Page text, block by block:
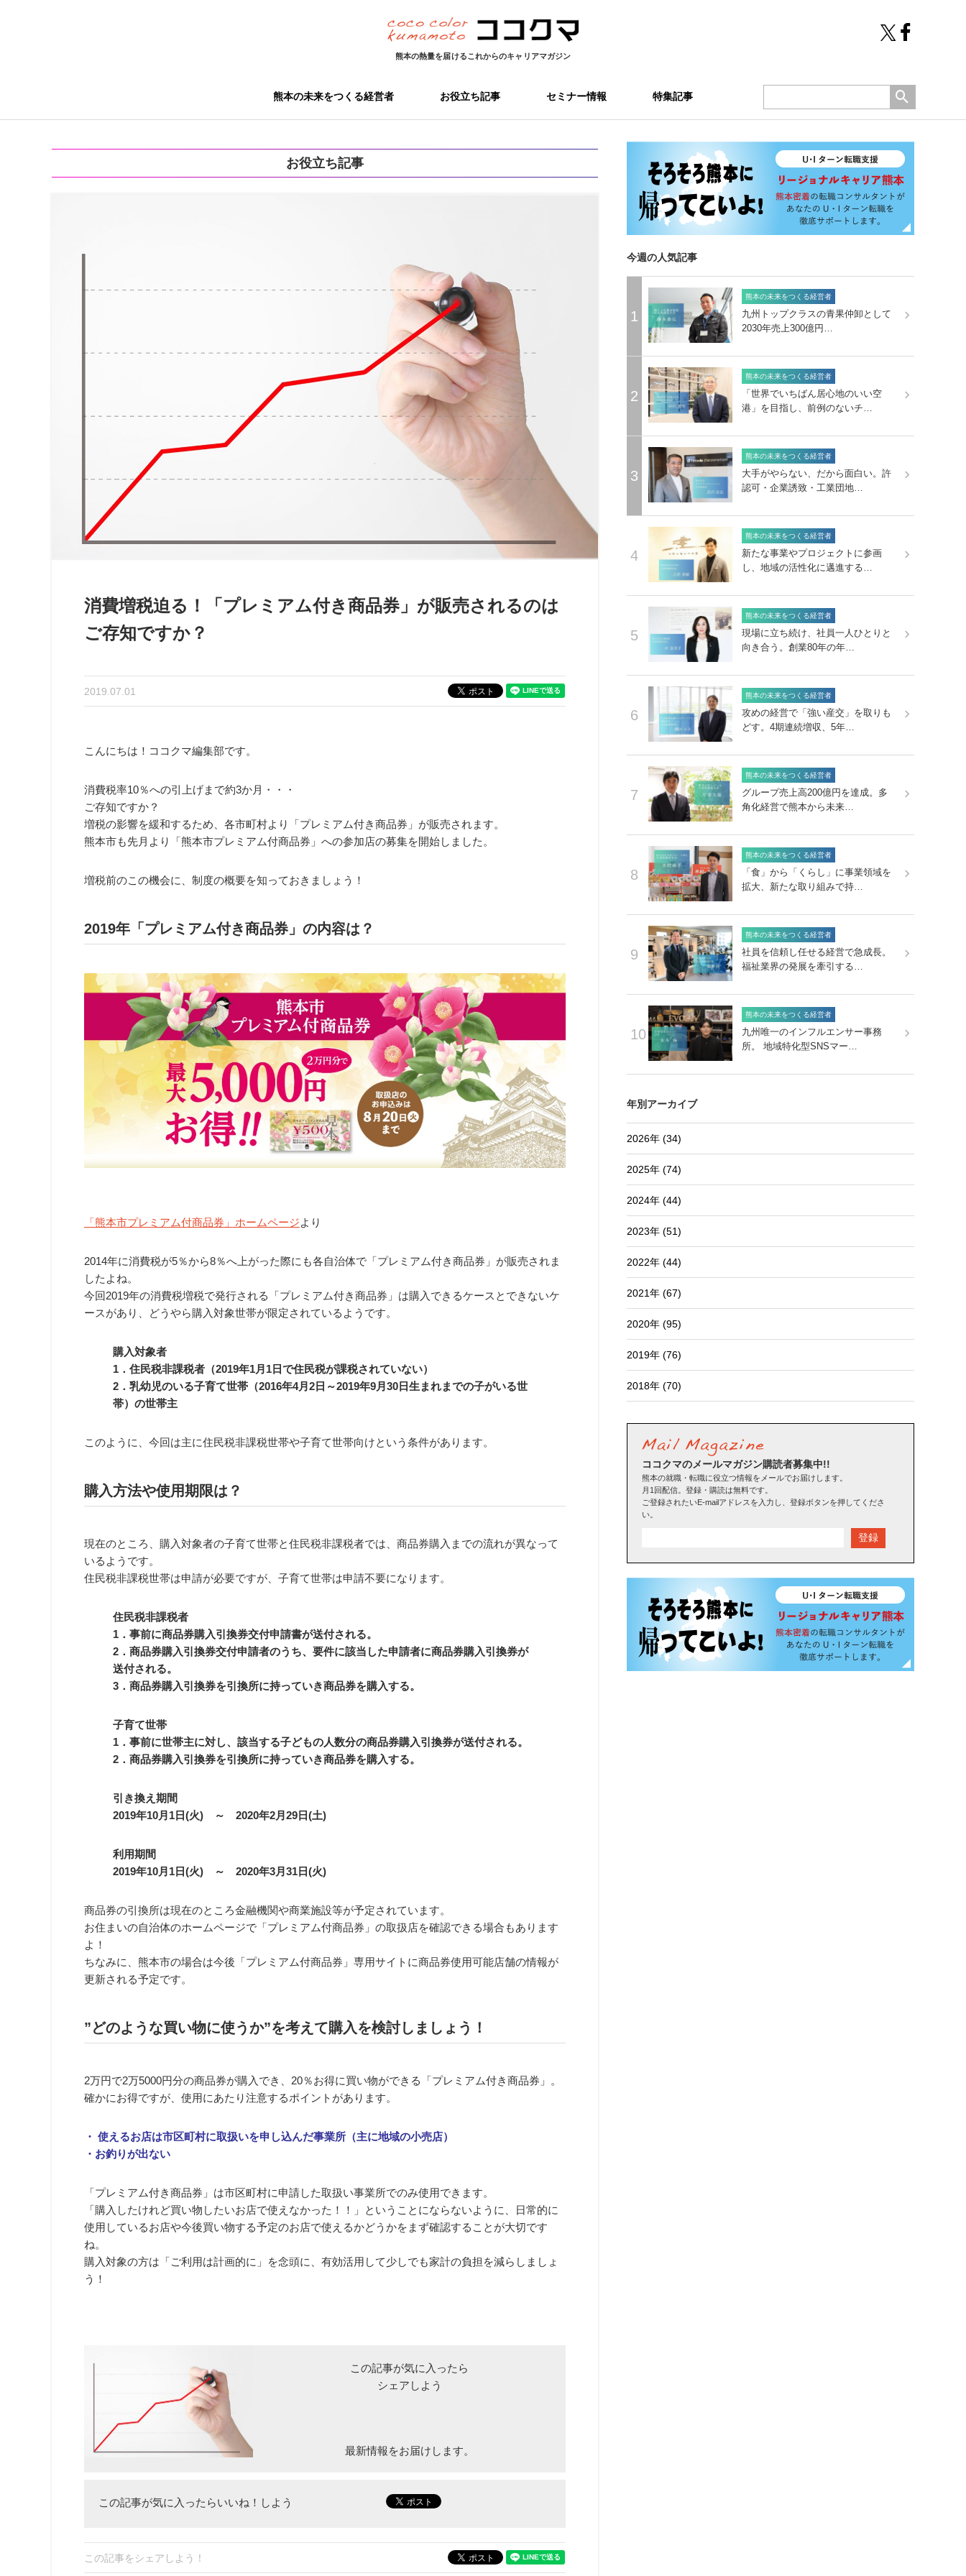
熊本の熱量を届けるこれからのキャリアマガジン
熊本の未来をつくる経営者 お役立ち記事 セミナー情報 特集記事
お役立ち記事
消費増税迫る！「プレミアム付き商品券」が販売されるのは
ご存知ですか？
2019.07.01
こんにちは！ココクマ編集部です。
消費税率10％への引上げまで約3か月・・・
ご存知ですか？
増税の影響を緩和するため、各市町村より「プレミアム付き商品券 」が販売されます。
熊本市も先月より「熊本市プレミアム付商品券」への参加店の募集を開始しました。
増税前のこの機会に、制度の概要を知っておきましょう！
2019年「プレミアム付き商品券 」の内容は？
「熊本市プレミアム付商品券」ホームページより
2014年に消費税が5％から8％へ上がった際にも各自治体で「プレミアム付き商品券 」が販売されま
したよね。
今回2019年の消費税増税で発行される「プレミアム付き商品券 」は購入できるケースとできないケ
ースがあり、どうやら購入対象世帯が限定されているようです。
購入対象者
1．住民税非課税者（2019年1月1日で住民税が課税されていない）
2．乳幼児のいる子育て世帯（2016年4月2日～2019年9月30日生まれまでの子がいる世
帯）の世帯主
このように、今回は主に住民税非課税世帯や子育て世帯向けという条件があります。
購入方法や使用期限は？
現在のところ、購入対象者の子育て世帯と住民税非課税者では、商品券購入までの流れが異なって
いるようです。
住民税非課税世帯は申請が必要ですが、子育て世帯は申請不要になります。
住民税非課税者
1．事前に商品券購入引換券交付申請書が送付される。
2．商品券購入引換券交付申請者のうち、要件に該当した申請者に商品券購入引換券が
送付される。
3．商品券購入引換券を引換所に持っていき商品券を購入する。
子育て世帯
1．事前に世帯主に対し、該当する子どもの人数分の商品券購入引換券が送付される。
2．商品券購入引換券を引換所に持っていき商品券を購入する。
引き換え期間
2019年10月1日(火) ～ 2020年2月29日(土)
利用期間
2019年10月1日(火) ～ 2020年3月31日(火)
商品券の引換所は現在のところ金融機関や商業施設等が予定されています。
お住まいの自治体のホームページで「プレミアム付商品券」の取扱店を確認できる場合もあります
よ！
ちなみに、熊本市の場合は今後「プレミアム付商品券」専用サイトに商品券使用可能店舗の情報が
更新される予定です。
”どのような買い物に使うか”を考えて購入を検討しましょう！
2万円で2万5000円分の商品券が購入でき、20％お得に買い物ができる「プレミアム付き商品券」。
確かにお得ですが、使用にあたり注意するポイントがあります。
・ 使えるお店は市区町村に取扱いを申し込んだ事業所（主に地域の小売店）
・お釣りが出ない
「プレミアム付き商品券 」は市区町村に申請した取扱い事業所でのみ使用できます。
「購入したけれど買い物したいお店で使えなかった！！」ということにならないように、日常的に
使用しているお店や今後買い物する予定のお店で使えるかどうかをまず確認することが大切です
ね。
購入対象の方は「ご利用は計画的に」を念頭に、有効活用して少しでも家計の負担を減らしましょ
う！
この記事が気に入ったら
シェアしよう
最新情報をお届けします。
この記事が気に入ったらいいね！しよう
この記事をシェアしよう！
今週の人気記事
1
熊本の未来をつくる経営者
九州トップクラスの青果仲卸として
2030年売上300億円…
2
熊本の未来をつくる経営者
「世界でいちばん居心地のいい空
港」を目指し、前例のないチ…
3
熊本の未来をつくる経営者
大手がやらない、だから面白い。許
認可・企業誘致・工業団地…
4
熊本の未来をつくる経営者
新たな事業やプロジェクトに参画
し、地域の活性化に邁進する…
5
熊本の未来をつくる経営者
現場に立ち続け、社員一人ひとりと
向き合う。創業80年の年…
6
熊本の未来をつくる経営者
攻めの経営で「強い産交」を取りも
どす。4期連続増収、5年…
7
熊本の未来をつくる経営者
グループ売上高200億円を達成。多
角化経営で熊本から未来…
8
熊本の未来をつくる経営者
「食」から「くらし」に事業領域を
拡大、新たな取り組みで持…
9
熊本の未来をつくる経営者
社員を信頼し任せる経営で急成長。
福祉業界の発展を牽引する…
10
熊本の未来をつくる経営者
九州唯一のインフルエンサー事務
所。 地域特化型SNSマー…
年別アーカイブ
2026年 (34)
2025年 (74)
2024年 (44)
2023年 (51)
2022年 (44)
2021年 (67)
2020年 (95)
2019年 (76)
2018年 (70)
ココクマのメールマガジン購読者募集中!!
熊本の就職・転職に役立つ情報をメールでお届けします。
月1回配信。登録・購読は無料です。
ご登録されたいE-mailアドレスを入力し、登録ボタンを押してくださ
い。
登録